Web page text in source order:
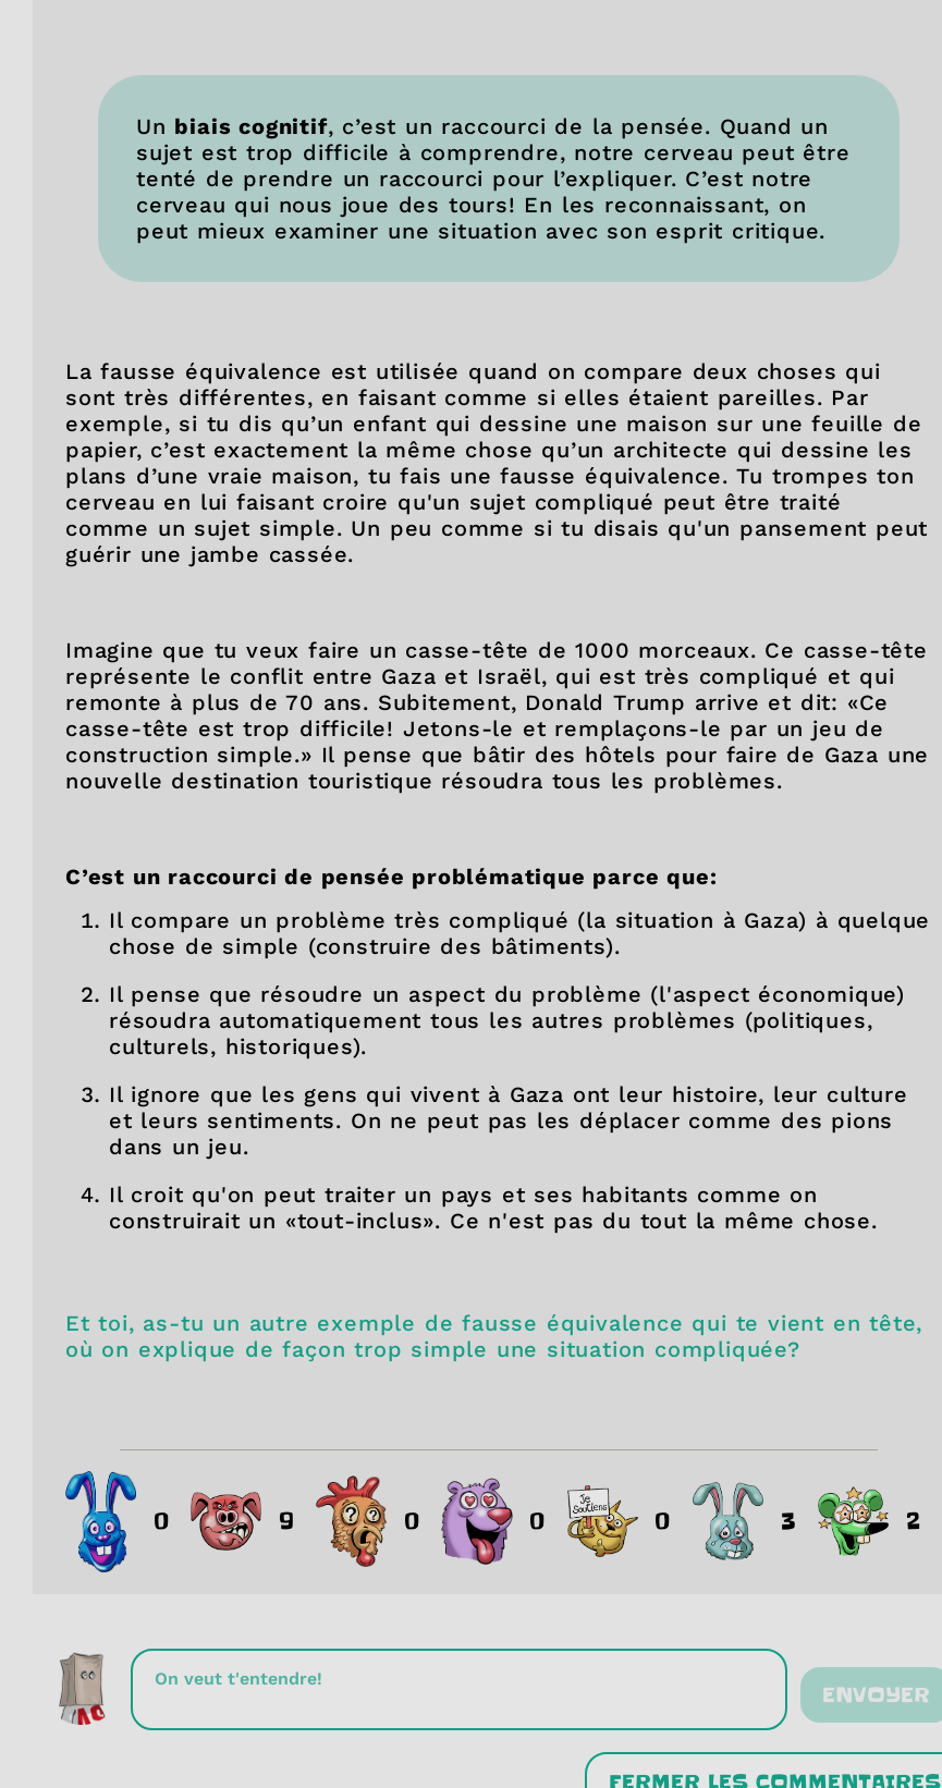
Un biais cognitif, c’est un raccourci de la pensée. Quand un
sujet est trop difficile à comprendre, notre cerveau peut être
tenté de prendre un raccourci pour l’expliquer. C’est notre
cerveau qui nous joue des tours! En les reconnaissant, on
peut mieux examiner une situation avec son esprit critique.
La fausse équivalence est utilisée quand on compare deux choses qui
sont très différentes, en faisant comme si elles étaient pareilles. Par
exemple, si tu dis qu’un enfant qui dessine une maison sur une feuille de
papier, c’est exactement la même chose qu’un architecte qui dessine les
plans d’une vraie maison, tu fais une fausse équivalence. Tu trompes ton
cerveau en lui faisant croire qu'un sujet compliqué peut être traité
comme un sujet simple. Un peu comme si tu disais qu'un pansement peut
guérir une jambe cassée.
Imagine que tu veux faire un casse-tête de 1000 morceaux. Ce casse-tête
représente le conflit entre Gaza et Israël, qui est très compliqué et qui
remonte à plus de 70 ans. Subitement, Donald Trump arrive et dit: «Ce
casse-tête est trop difficile! Jetons-le et remplaçons-le par un jeu de
construction simple.» Il pense que bâtir des hôtels pour faire de Gaza une
nouvelle destination touristique résoudra tous les problèmes.
C’est un raccourci de pensée problématique parce que:
Il compare un problème très compliqué (la situation à Gaza) à quelque
chose de simple (construire des bâtiments).
Il pense que résoudre un aspect du problème (l'aspect économique)
résoudra automatiquement tous les autres problèmes (politiques,
culturels, historiques).
Il ignore que les gens qui vivent à Gaza ont leur histoire, leur culture
et leurs sentiments. On ne peut pas les déplacer comme des pions
dans un jeu.
Il croit qu'on peut traiter un pays et ses habitants comme on
construirait un «tout-inclus». Ce n'est pas du tout la même chose.
Et toi, as-tu un autre exemple de fausse équivalence qui te vient en tête,
où on explique de façon trop simple une situation compliquée?
0 9 0 0 0 3 2
ENVOYER
FERMER LES COMMENTAIRES